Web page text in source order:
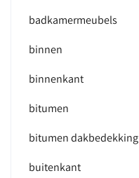
badkamermeubels
binnen
binnenkant
bitumen
bitumen dakbedekking
buitenkant